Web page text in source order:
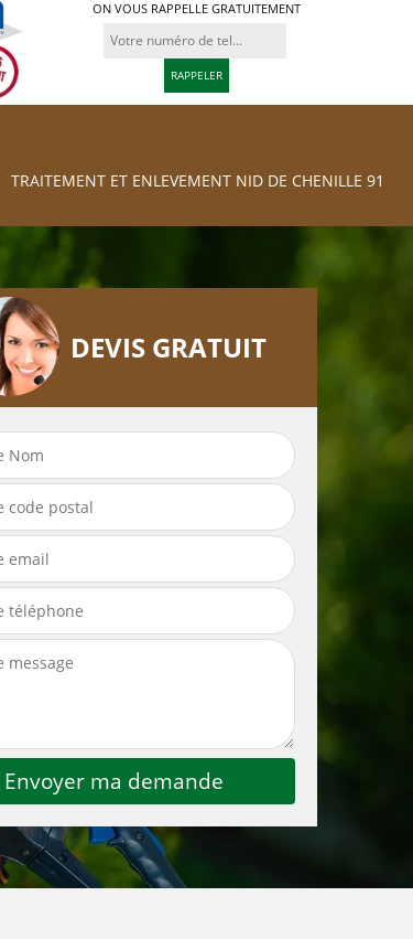
ON VOUS RAPPELLE GRATUITEMENT
TRAITEMENT ET ENLEVEMENT NID DE CHENILLE 91
Tonte et réfection
de pelouse 91
Traitement et
Enlevement nid
chenille 91
DEVIS GRATUIT